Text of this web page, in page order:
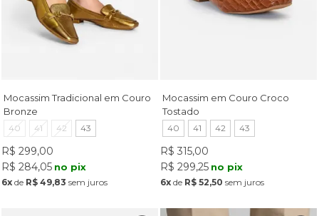
Mocassim Tradicional em Couro
Bronze
40 41 42 43
R$ 299,00
R$ 284,05 no pix
6xde R$ 49,83 sem juros
Mocassim em Couro Croco
Tostado
40 41 42 43
R$ 315,00
R$ 299,25 no pix
6x de R$ 52,50 sem juros